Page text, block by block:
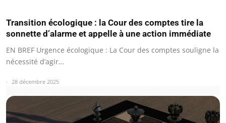
Transition écologique : la Cour des comptes tire la
sonnette d’alarme et appelle à une action immédiate
EN BREF Urgence écologique : La Cour des comptes souligne la
nécessité d’agir…
28 décembre 2025